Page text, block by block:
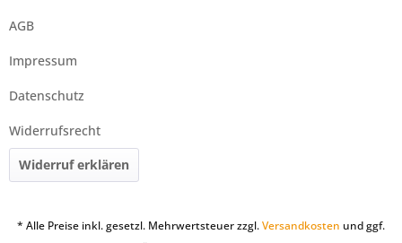
AGB
Impressum
Datenschutz
Widerrufsrecht
Widerruf erklären
* Alle Preise inkl. gesetzl. Mehrwertsteuer zzgl.Versandkosten und ggf.